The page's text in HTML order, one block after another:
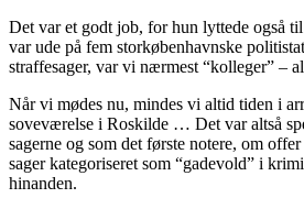
Det var et godt job, for hun lyttede også til
var ude på fem storkøbenhavnske
straffesager, var vi nærmest “kolleger” –
Når vi mødes nu, mindes vi altid tiden i
soveværelse i Roskilde … Det var altså
sagerne og som det første notere, om
sager kategoriseret som “gadevold” i
hinanden.